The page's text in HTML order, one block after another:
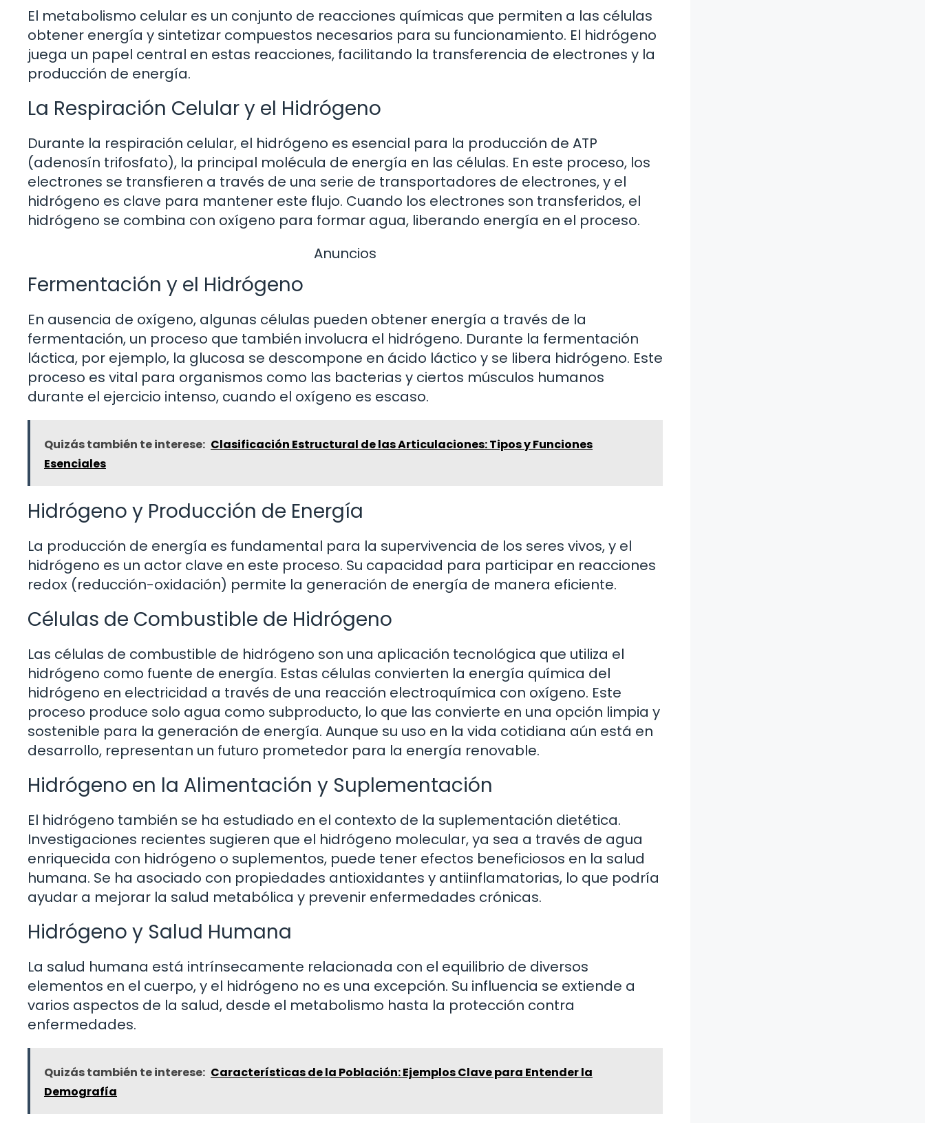
El metabolismo celular es un conjunto de reacciones químicas que permiten a las células
obtener energía y sintetizar compuestos necesarios para su funcionamiento. El hidrógeno
juega un papel central en estas reacciones, facilitando la transferencia de electrones y la
producción de energía.
La Respiración Celular y el Hidrógeno
Durante la respiración celular, el hidrógeno es esencial para la producción de ATP
(adenosín trifosfato), la principal molécula de energía en las células. En este proceso, los
electrones se transfieren a través de una serie de transportadores de electrones, y el
hidrógeno es clave para mantener este flujo. Cuando los electrones son transferidos, el
hidrógeno se combina con oxígeno para formar agua, liberando energía en el proceso.
Anuncios
Fermentación y el Hidrógeno
En ausencia de oxígeno, algunas células pueden obtener energía a través de la
fermentación, un proceso que también involucra el hidrógeno. Durante la fermentación
láctica, por ejemplo, la glucosa se descompone en ácido láctico y se libera hidrógeno. Este
proceso es vital para organismos como las bacterias y ciertos músculos humanos
durante el ejercicio intenso, cuando el oxígeno es escaso.
Quizás también te interese: Clasificación Estructural de las Articulaciones: Tipos y Funciones
Esenciales
Hidrógeno y Producción de Energía
La producción de energía es fundamental para la supervivencia de los seres vivos, y el
hidrógeno es un actor clave en este proceso. Su capacidad para participar en reacciones
redox (reducción-oxidación) permite la generación de energía de manera eficiente.
Células de Combustible de Hidrógeno
Las células de combustible de hidrógeno son una aplicación tecnológica que utiliza el
hidrógeno como fuente de energía. Estas células convierten la energía química del
hidrógeno en electricidad a través de una reacción electroquímica con oxígeno. Este
proceso produce solo agua como subproducto, lo que las convierte en una opción limpia y
sostenible para la generación de energía. Aunque su uso en la vida cotidiana aún está en
desarrollo, representan un futuro prometedor para la energía renovable.
Hidrógeno en la Alimentación y Suplementación
El hidrógeno también se ha estudiado en el contexto de la suplementación dietética.
Investigaciones recientes sugieren que el hidrógeno molecular, ya sea a través de agua
enriquecida con hidrógeno o suplementos, puede tener efectos beneficiosos en la salud
humana. Se ha asociado con propiedades antioxidantes y antiinflamatorias, lo que podría
ayudar a mejorar la salud metabólica y prevenir enfermedades crónicas.
Hidrógeno y Salud Humana
La salud humana está intrínsecamente relacionada con el equilibrio de diversos
elementos en el cuerpo, y el hidrógeno no es una excepción. Su influencia se extiende a
varios aspectos de la salud, desde el metabolismo hasta la protección contra
enfermedades.
Quizás también te interese: Características de la Población: Ejemplos Clave para Entender la
Demografía